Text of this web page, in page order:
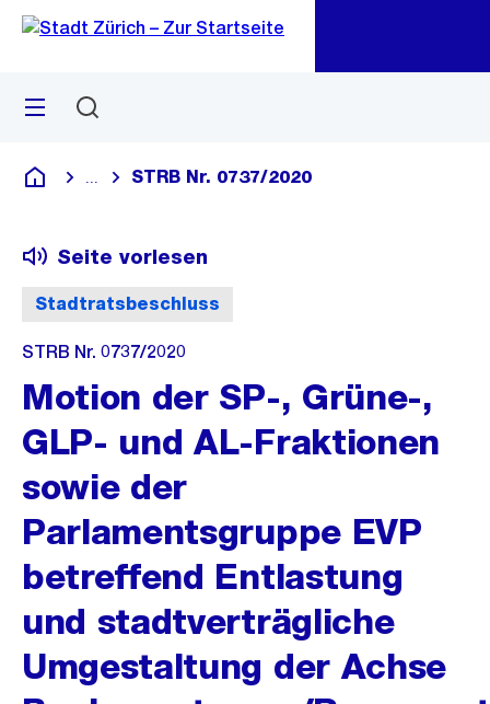
Navigation
Sprunglink
Menü
Deutsch
Blende alle Breadcrumbs ein
STRB Nr. 0737/2020
Stadtratsbeschluss
Seite vorlesen
STRB Nr. 0737/2020
Motion der SP-, Grüne-,
GLP- und AL-Fraktionen
sowie der
Parlamentsgruppe EVP
betreffend Entlastung
und stadtverträgliche
Umgestaltung der Achse